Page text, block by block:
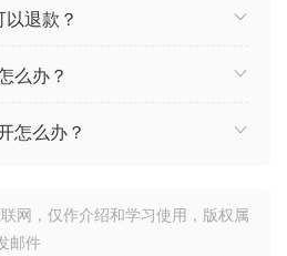
误；当安装是新安装且计算机处于
溃。这意味着您无法在离线计算
权 lol
殊的魔法 :)
退款？
么办？
怎么办？
网，仅作介绍和学习使用，版权属
邮件